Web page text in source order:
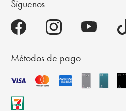
Síguenos
Métodos de pago